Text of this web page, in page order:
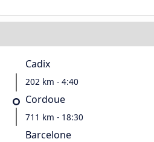
Cadix
202 km - 4:40
Cordoue
711 km - 18:30
Barcelone